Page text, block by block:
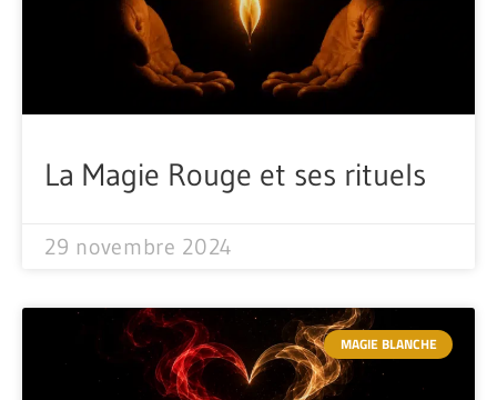
La Magie Rouge et ses rituels
29 novembre 2024
MAGIE BLANCHE